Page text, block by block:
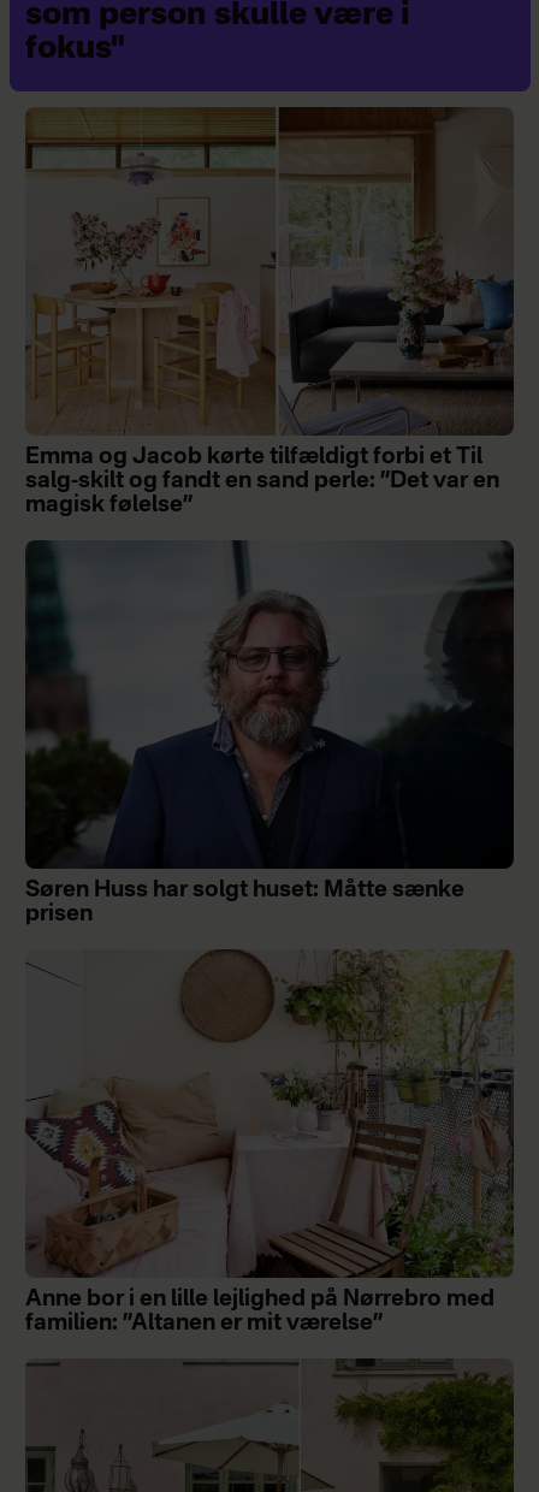
som person skulle være i
fokus"
Emma og Jacob kørte tilfældigt forbi et Til
salg-skilt og fandt en sand perle: ”Det var en
magisk følelse”
Søren Huss har solgt huset: Måtte sænke
prisen
Anne bor i en lille lejlighed på Nørrebro med
familien: ”Altanen er mit værelse”